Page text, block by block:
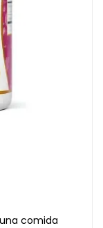
comida